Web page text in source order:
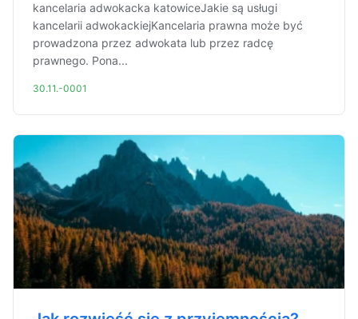
kancelaria adwokacka katowiceJakie są usługi
kancelarii adwokackiejKancelaria prawna może być
prowadzona przez adwokata lub przez radcę
prawnego. Pona...
30.11.-0001